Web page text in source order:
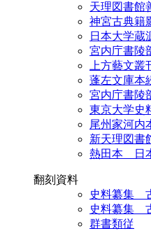
天理図書
神宮古典籍
日本大学蔵
宮内庁書陵
上方藝文叢
蓬左文庫本
宮内庁書陵
東京大学史
尾州家河内
新天理図書
熱田本 日
翻刻資料
史料纂集
史料纂集
群書類従